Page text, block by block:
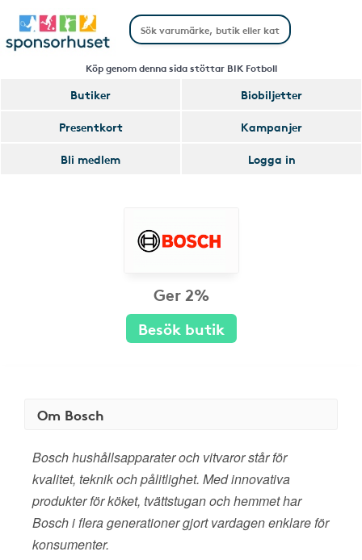
Köp genom denna sida stöttar BIK Fotboll
Butiker
Biobiljetter
Presentkort
Kampanjer
Bli medlem
Logga in
Ger 2%
Besök butik
Om Bosch
Bosch hushållsapparater och vitvaror står för
kvalitet, teknik och pålitlighet. Med innovativa
produkter för köket, tvättstugan och hemmet har
Bosch i flera generationer gjort vardagen enklare för
konsumenter.